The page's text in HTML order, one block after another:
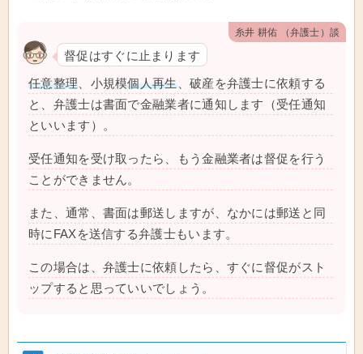
督促はすぐに止まります
任意整理 、小規模個人再生、破産を弁護士に依頼する
と、弁護士は書面で金融業者に通知します（受任通知
といいます）。
受任通知を受け取ったら、もう金融業者は督促を行う
ことができません。
また、通常、書面は郵送しますが、なかには郵送と同
時にFAXを送信する弁護士もいます。
この場合は、弁護士に依頼したら、すぐに督促がスト
ップすると思っていいでしょう。
糸井 耕佑 （弁護士）談